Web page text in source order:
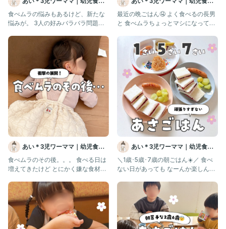
コープ
食べムラの悩みもあるけど、新たな
悩みが。 3人の好みバラバラ問題。
あい＊3児ワーママ｜幼児食｜
コープ
食べムラのその後。。。 食べる日は
増えてきたけど とにかく嫌な食材が
コープ
最近の晩ごはん🤤 よく食べるの長男
と 食べムラちょっとマシになってき
あい＊3児ワーママ｜幼児食｜
コープ
＼1歳･5歳･7歳の朝ごはん☀️／ 食べ
ない日があっても なーんか楽しんで